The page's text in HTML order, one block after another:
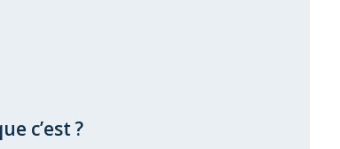
c’est ?